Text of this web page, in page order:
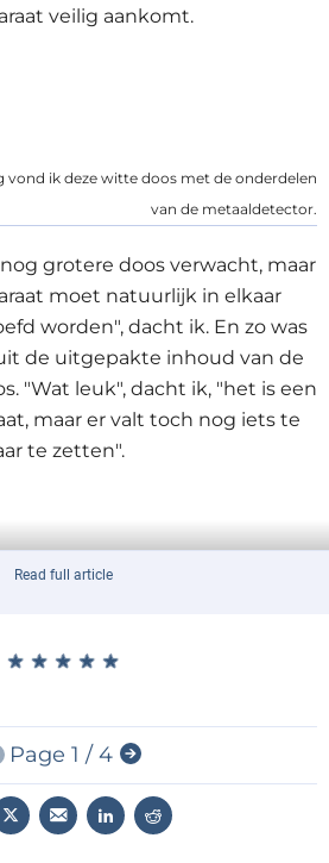
veilig aankomt.
vond ik deze witte doos met de onderdelen
van de metaaldetector.
grotere doos verwacht, maar
moet natuurlijk in elkaar
worden", dacht ik. En zo was
de uitgepakte inhoud van de
"Wat leuk", dacht ik, "het is een
maar er valt toch nog iets te
te zetten".
CD-ROM met de
dergelijke erop. Verbazend,
Eigenlijk zou in dit tijdperk
drive en de overal
Read full article
★ ★ ★ ★ ★
★ ★ ★ ★ ★
Page 1 / 4